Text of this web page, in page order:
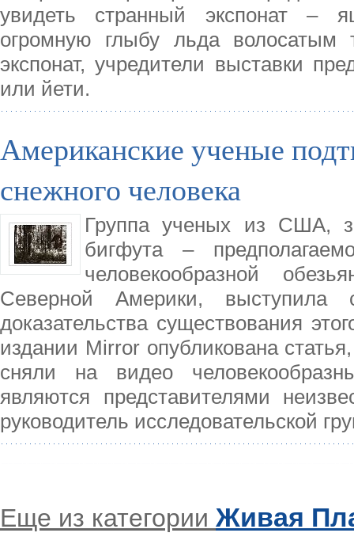
увидеть странный экспонат –
огромную глыбу льда волосатым
экспонат, учредители выставки
или йети.
Американские ученые
снежного человека
Группа ученых из США,
бигфута –
человекообразной
Северной Америки,
доказательства существования
издании Mirror опубликована
сняли на видео
являются представителями
руководитель исследовательской
Еще из категории Живая